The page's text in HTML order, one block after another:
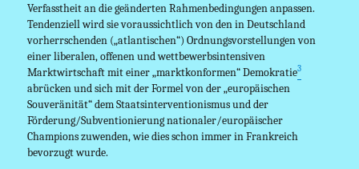
Verfasstheit an die geänderten Rahmenbedingungen anpassen.
Tendenziell wird sie voraussichtlich von den in Deutschland
vorherrschenden („atlantischen“) Ordnungsvorstellungen von
einer liberalen, offenen und wettbewerbsintensiven
Marktwirtschaft mit einer „marktkonformen“ Demokratie3
abrücken und sich mit der Formel von der „europäischen
Souveränität“ dem Staatsinterventionismus und der
Förderung/Subventionierung nationaler/europäischer
Champions zuwenden, wie dies schon immer in Frankreich
bevorzugt wurde.